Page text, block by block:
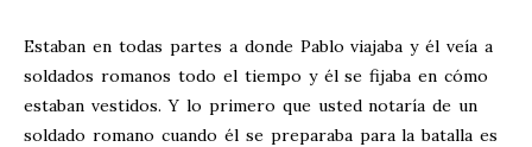
Estaban en todas partes a donde Pablo viajaba y él veía a
soldados romanos todo el tiempo y él se fijaba en cómo
estaban vestidos. Y lo primero que usted notaría de un
soldado romano cuando él se preparaba para la batalla es